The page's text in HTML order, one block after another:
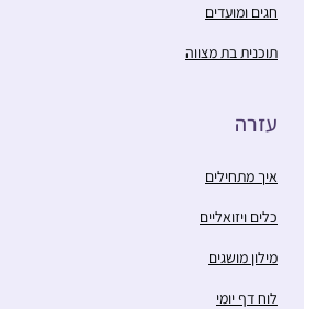
חגים ומועדים
תוכנית בת מצווה
עזרה
איך מתחילים
כלים ויזואליים
מילון מושגים
לוח דף יומי